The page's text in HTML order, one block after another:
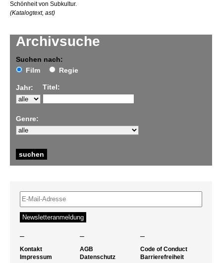
Archivsuche
Suchen nach:
Film
Regie
Jahr: Titel:
Genre:
Schönheit von Subkultur.
(Katalogtext, ast)
– – –
Kontakt
Impressum
AGB
Datenschutz
Code of Conduct
Barrierefreiheit